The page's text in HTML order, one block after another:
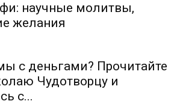
научные молитвы,
желания
с деньгами? Прочитайте
Чудотворцу и
с...